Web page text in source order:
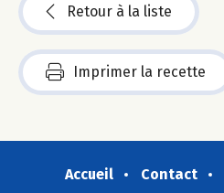
Retour à la liste
Imprimer la recette
Accueil Contact